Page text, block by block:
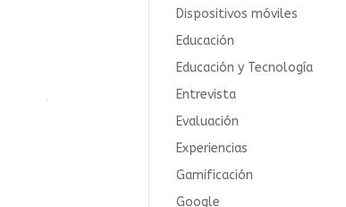
Dispositivos móviles
Educación
Educación y Tecnología
Entrevista
Evaluación
Experiencias
Gamificación
Google